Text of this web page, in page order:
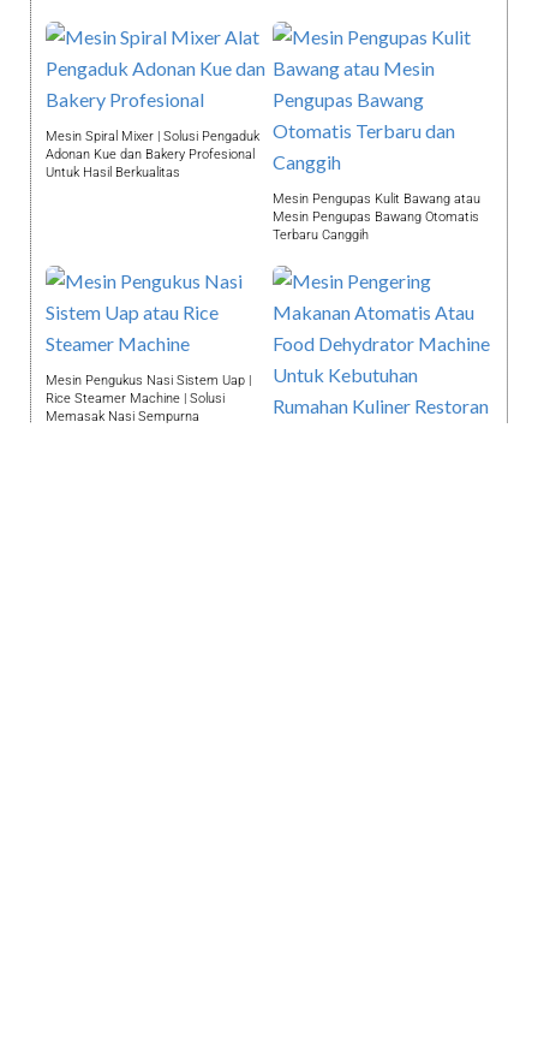
Mesin Spiral Mixer | Solusi Pengaduk
Adonan Kue dan Bakery Profesional
Untuk Hasil Berkualitas
Mesin Pengupas Kulit Bawang atau
Mesin Pengupas Bawang Otomatis
Terbaru Canggih
Mesin Pengukus Nasi Sistem Uap |
Rice Steamer Machine | Solusi
Memasak Nasi Sempurna